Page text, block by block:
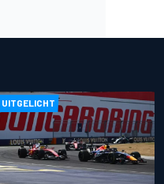
UITGELICHT